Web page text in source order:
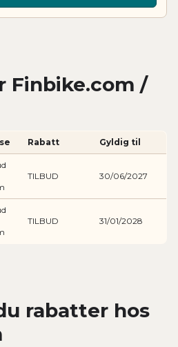
Finbike.com /
Rabatt Gyldig til
TILBUD 30/06/2027
TILBUD 31/01/2028
rabatter hos